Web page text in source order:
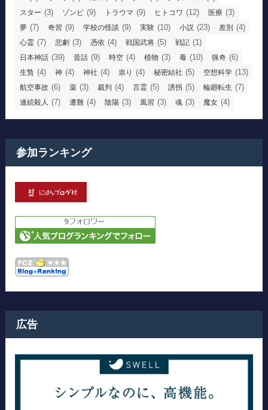
スター (3) ゾンビ (9) トラウマ (9) ヒトコワ (12) 医療 (3)
夢 (7) 奇習 (9) 学校の怪談 (9) 実験 (10) 小説 (23) 差別 (4)
心霊 (7) 悲劇 (3) 憑依 (4) 戦国武将 (5) 戦記 (1)
日本神話 (39) 昔話 (9) 時空 (4) 植物 (3) 毒 (10) 猟奇 (6)
生贄 (4) 神 (4) 神社 (4) 祟り (4) 秘密結社 (5) 空想科学 (13)
航空事故 (6) 薬 (3) 裁判 (4) 言霊 (5) 誘拐 (5) 輪廻転生 (7)
連続殺人 (7) 遭難 (4) 陰陽 (3) 風習 (3) 魂 (3) 魔女 (4)
参加ランキング
広告